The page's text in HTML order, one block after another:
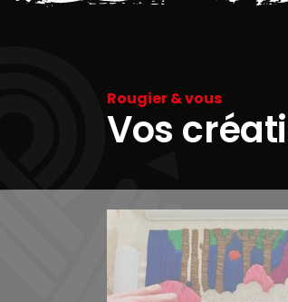
Rougier & vous
Vos